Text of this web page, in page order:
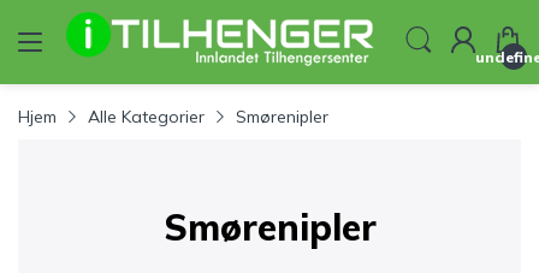
Hjem Alle Kategorier Smørenipler
Smørenipler